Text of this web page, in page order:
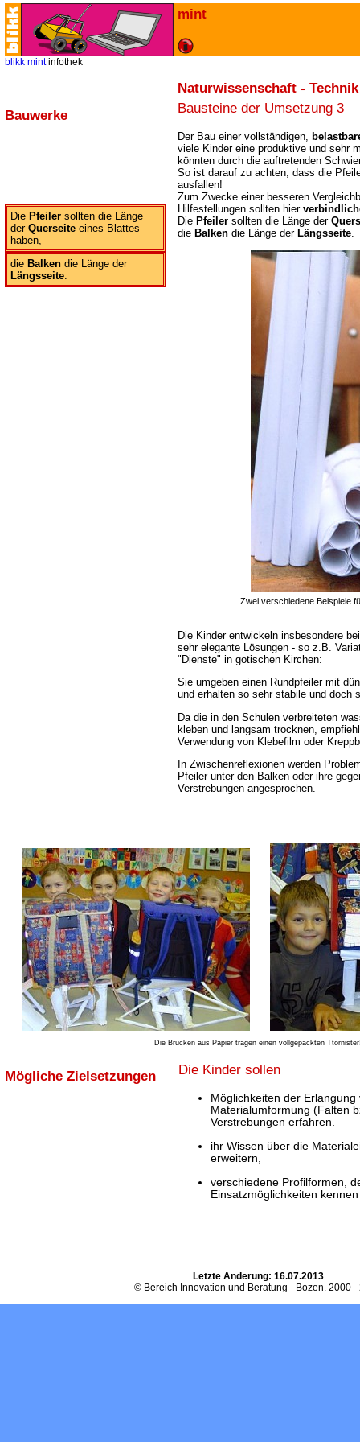
mint
blikk mint infothek
Naturwissenschaft - Technik
Bauwerke
Die Pfeiler sollten die Länge
der Querseite eines Blattes
haben,
die Balken die Länge der
Längsseite
Bausteine der Umsetzung 3
Der Bau einer vollständigen,
viele Kinder eine produktive und sehr
könnten durch die auftretenden
So ist darauf zu achten, dass die
ausfallen!
Zum Zwecke einer besseren
Hilfestellungen sollten hier
Die Pfeiler sollten die Länge der
die Balken die Länge der Längsseite.
Zwei verschiedene Beispiele
Die Kinder entwickeln insbesondere
sehr elegante Lösungen - so z.B.
"Dienste" in gotischen Kirchen:
Sie umgeben einen Rundpfeiler mit
und erhalten so sehr stabile und doch
Da die in den Schulen verbreiteten
kleben und langsam trocknen,
Verwendung von Klebefilm oder
In Zwischenreflexionen werden
Pfeiler unter den Balken oder ihre
Verstrebungen angesprochen.
Die Brücken aus Papier tragen einen vollgepackten
Mögliche Zielsetzungen Die Kinder sollen
Möglichkeiten der
Materialumformung (Falten
Verstrebungen erfahren.
ihr Wissen über die
erweitern,
verschiedene Profilformen,
Einsatzmöglichkeiten
Letzte Änderung: 16.07.2013
© Bereich Innovation und Beratung - Bozen. 2000 -